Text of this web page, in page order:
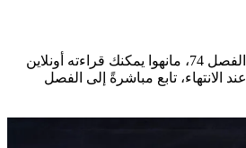
أنت تقرأ Infinite Mage — الفصل 74، مانهوا يمكنك قراءته أونلاين
عند الانتهاء، تابع مباشرةً إلى الفصل